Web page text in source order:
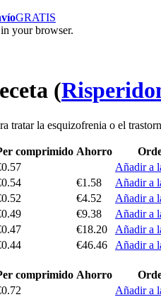
GRATIS
your browser.
(
tratar la esquizofrenia o el
comprimido Ahorro
Añadir a
€1.58
Añadir a
€4.52
Añadir a
€9.38
Añadir a
€18.20
Añadir a
€46.46 Añadir a
comprimido Ahorro
Añadir a